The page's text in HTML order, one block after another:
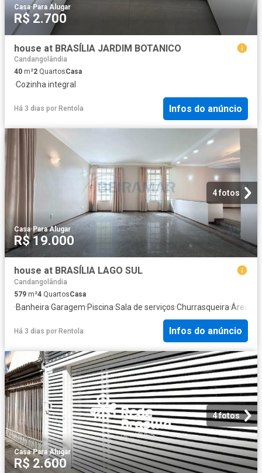
Casa·Para Alugar
R$ 2.700
house at BRASÍLIA JARDIM BOTANICO
Candangolândia
40 m²2 QuartosCasa
·Cozinha integral
Há 3 dias por Rentola Infos do anúncio
4 fotos
Casa· Para Alugar
R$ 19.000
house at BRASÍLIA LAGO SUL
Candangolândia
579 m²4 QuartosCasa
·Banheira·Garagem·Piscina·Sala de serviços·Churrasqueira·Área de
Há 3 dias por Rentola Infos do anúncio
4 fotos
Casa·Para Alugar
R$ 2.600